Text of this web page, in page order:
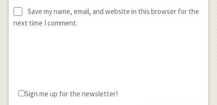
Save my name, email, and website in this browser for the
next time I comment.
Sign me up for the newsletter!